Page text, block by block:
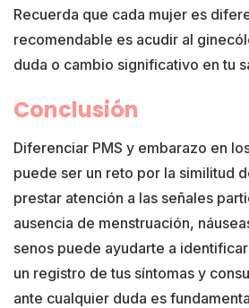
Recuerda que cada mujer es
recomendable es acudir al
duda o cambio significativo en tu
Conclusión
Diferenciar PMS y embarazo en
puede ser un reto por la similitud
prestar atención a las señales
ausencia de menstruación,
senos puede ayudarte a
un registro de tus síntomas y
ante cualquier duda es